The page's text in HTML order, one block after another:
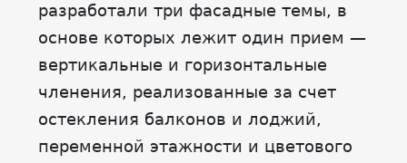
разработали три фасадные темы, в
основе которых лежит один прием —
вертикальные и горизонтальные
членения, реализованные за счет
остекления балконов и лоджий,
переменной этажности и цветового